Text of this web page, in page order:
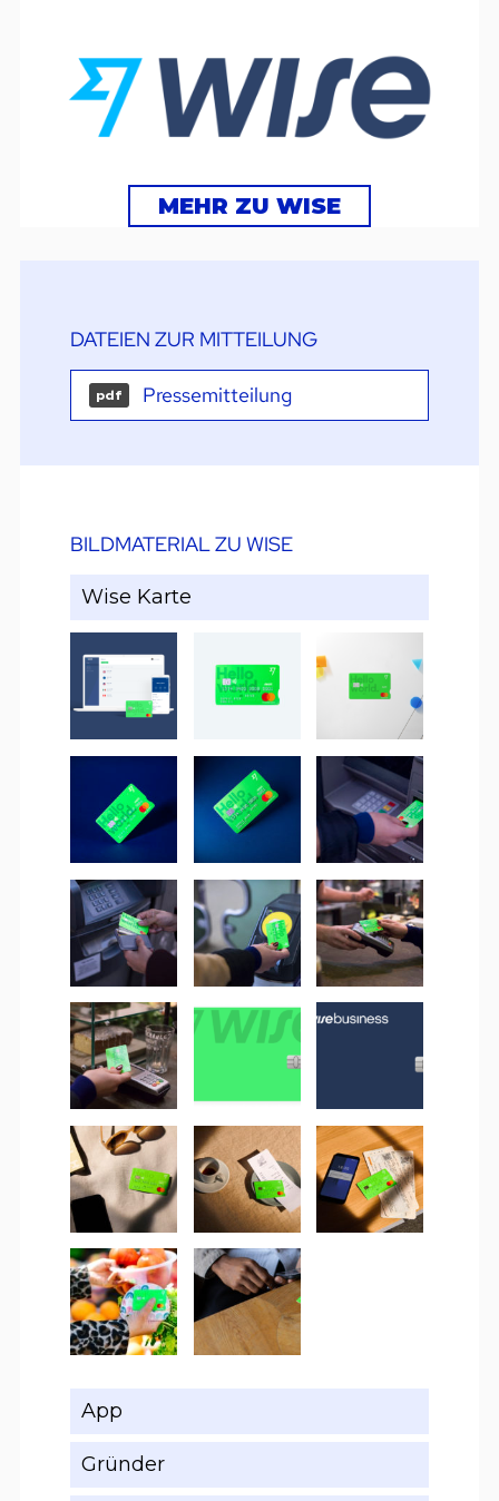
MEHR ZU WISE
DATEIEN ZUR MITTEILUNG
pdf Pressemitteilung
BILDMATERIAL ZU WISE
Wise Karte
App
Gründer